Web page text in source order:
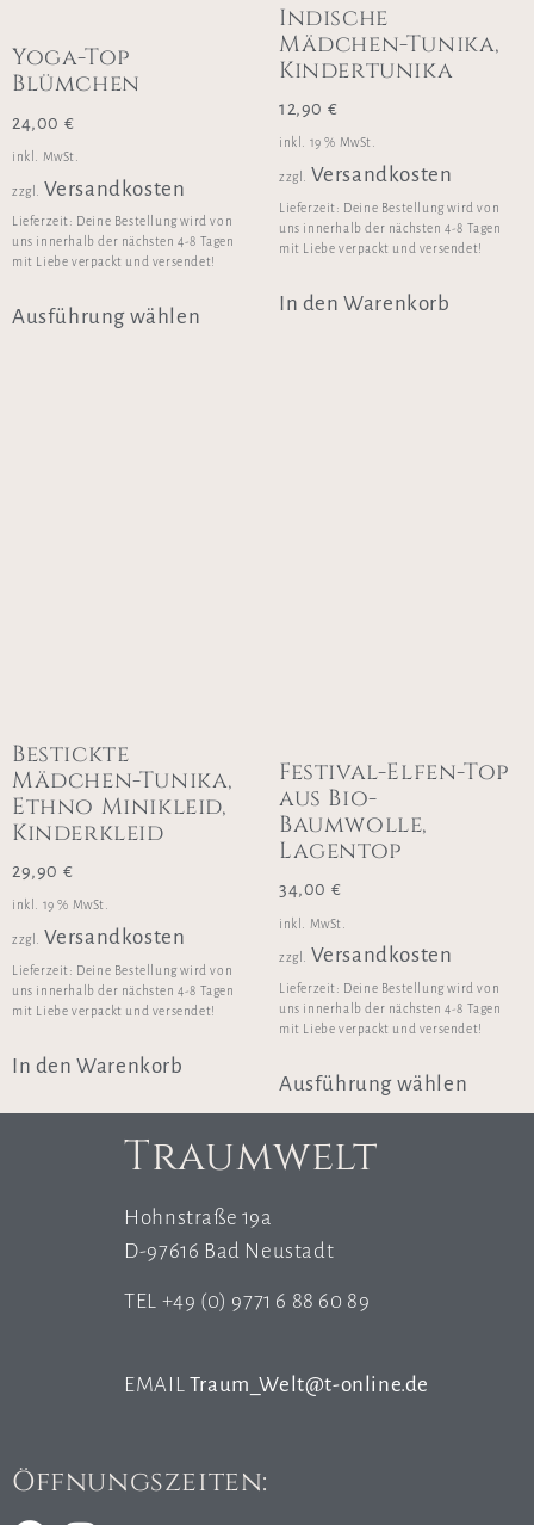
Yoga-Top
Blümchen
24,00 €
inkl. MwSt.
zzgl. Versandkosten
Lieferzeit: Deine Bestellung wird von
uns innerhalb der nächsten 4-8 Tagen
mit Liebe verpackt und versendet!
Ausführung wählen
Indische
Mädchen-Tunika,
Kindertunika
12,90 €
inkl. 19 % MwSt.
zzgl. Versandkosten
Lieferzeit: Deine Bestellung wird von
uns innerhalb der nächsten 4-8 Tagen
mit Liebe verpackt und versendet!
In den Warenkorb
Bestickte
Mädchen-Tunika,
Ethno Minikleid,
Kinderkleid
29,90 €
inkl. 19 % MwSt.
zzgl. Versandkosten
Lieferzeit: Deine Bestellung wird von
uns innerhalb der nächsten 4-8 Tagen
mit Liebe verpackt und versendet!
In den Warenkorb
Festival-Elfen-Top
aus Bio-
Baumwolle,
Lagentop
34,00 €
inkl. MwSt.
zzgl. Versandkosten
Lieferzeit: Deine Bestellung wird von
uns innerhalb der nächsten 4-8 Tagen
mit Liebe verpackt und versendet!
Ausführung wählen
Traumwelt
Hohnstraße 19a
D-97616 Bad Neustadt
TEL +49 (0) 9771 6 88 60 89
EMAIL Traum_Welt@t-online.de
Öffnungszeiten: